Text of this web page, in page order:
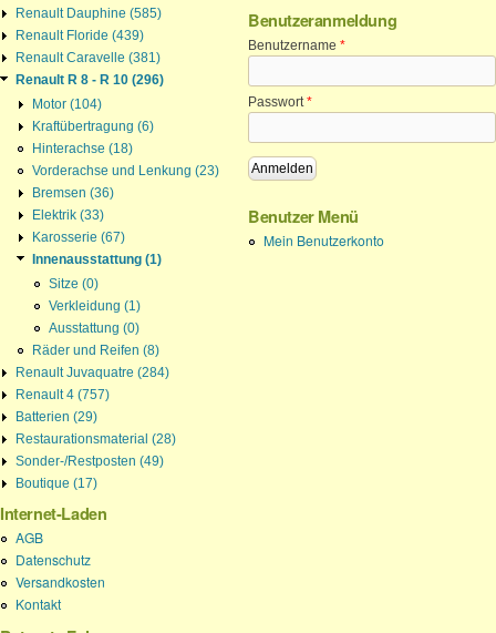
Renault Dauphine (585)
Renault Floride (439)
Renault Caravelle (381)
Renault R 8 - R 10 (296)
Motor (104)
Kraftübertragung (6)
Hinterachse (18)
Vorderachse und Lenkung (23)
Bremsen (36)
Elektrik (33)
Karosserie (67)
Innenausstattung (1)
Sitze (0)
Verkleidung (1)
Ausstattung (0)
Räder und Reifen (8)
Renault Juvaquatre (284)
Renault 4 (757)
Batterien (29)
Restaurationsmaterial (28)
Sonder-/Restposten (49)
Boutique (17)
Internet-Laden
AGB
Datenschutz
Versandkosten
Kontakt
Benutzeranmeldung
Benutzername *
Passwort*
Benutzer Menü
Mein Benutzerkonto